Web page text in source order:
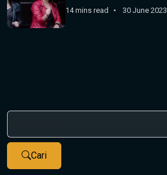
14 mins read 30 June 2023
Cari